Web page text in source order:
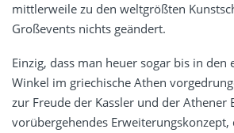
mittlerweile zu den weltgrößten
Großevents nichts geändert.
Einzig, dass man heuer sogar bis in den
Winkel im griechische Athen
zur Freude der Kassler und der Athener
vorübergehendes Erweiterungskonzept,